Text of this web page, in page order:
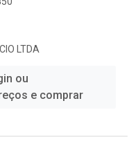
LTDA
ou
e comprar